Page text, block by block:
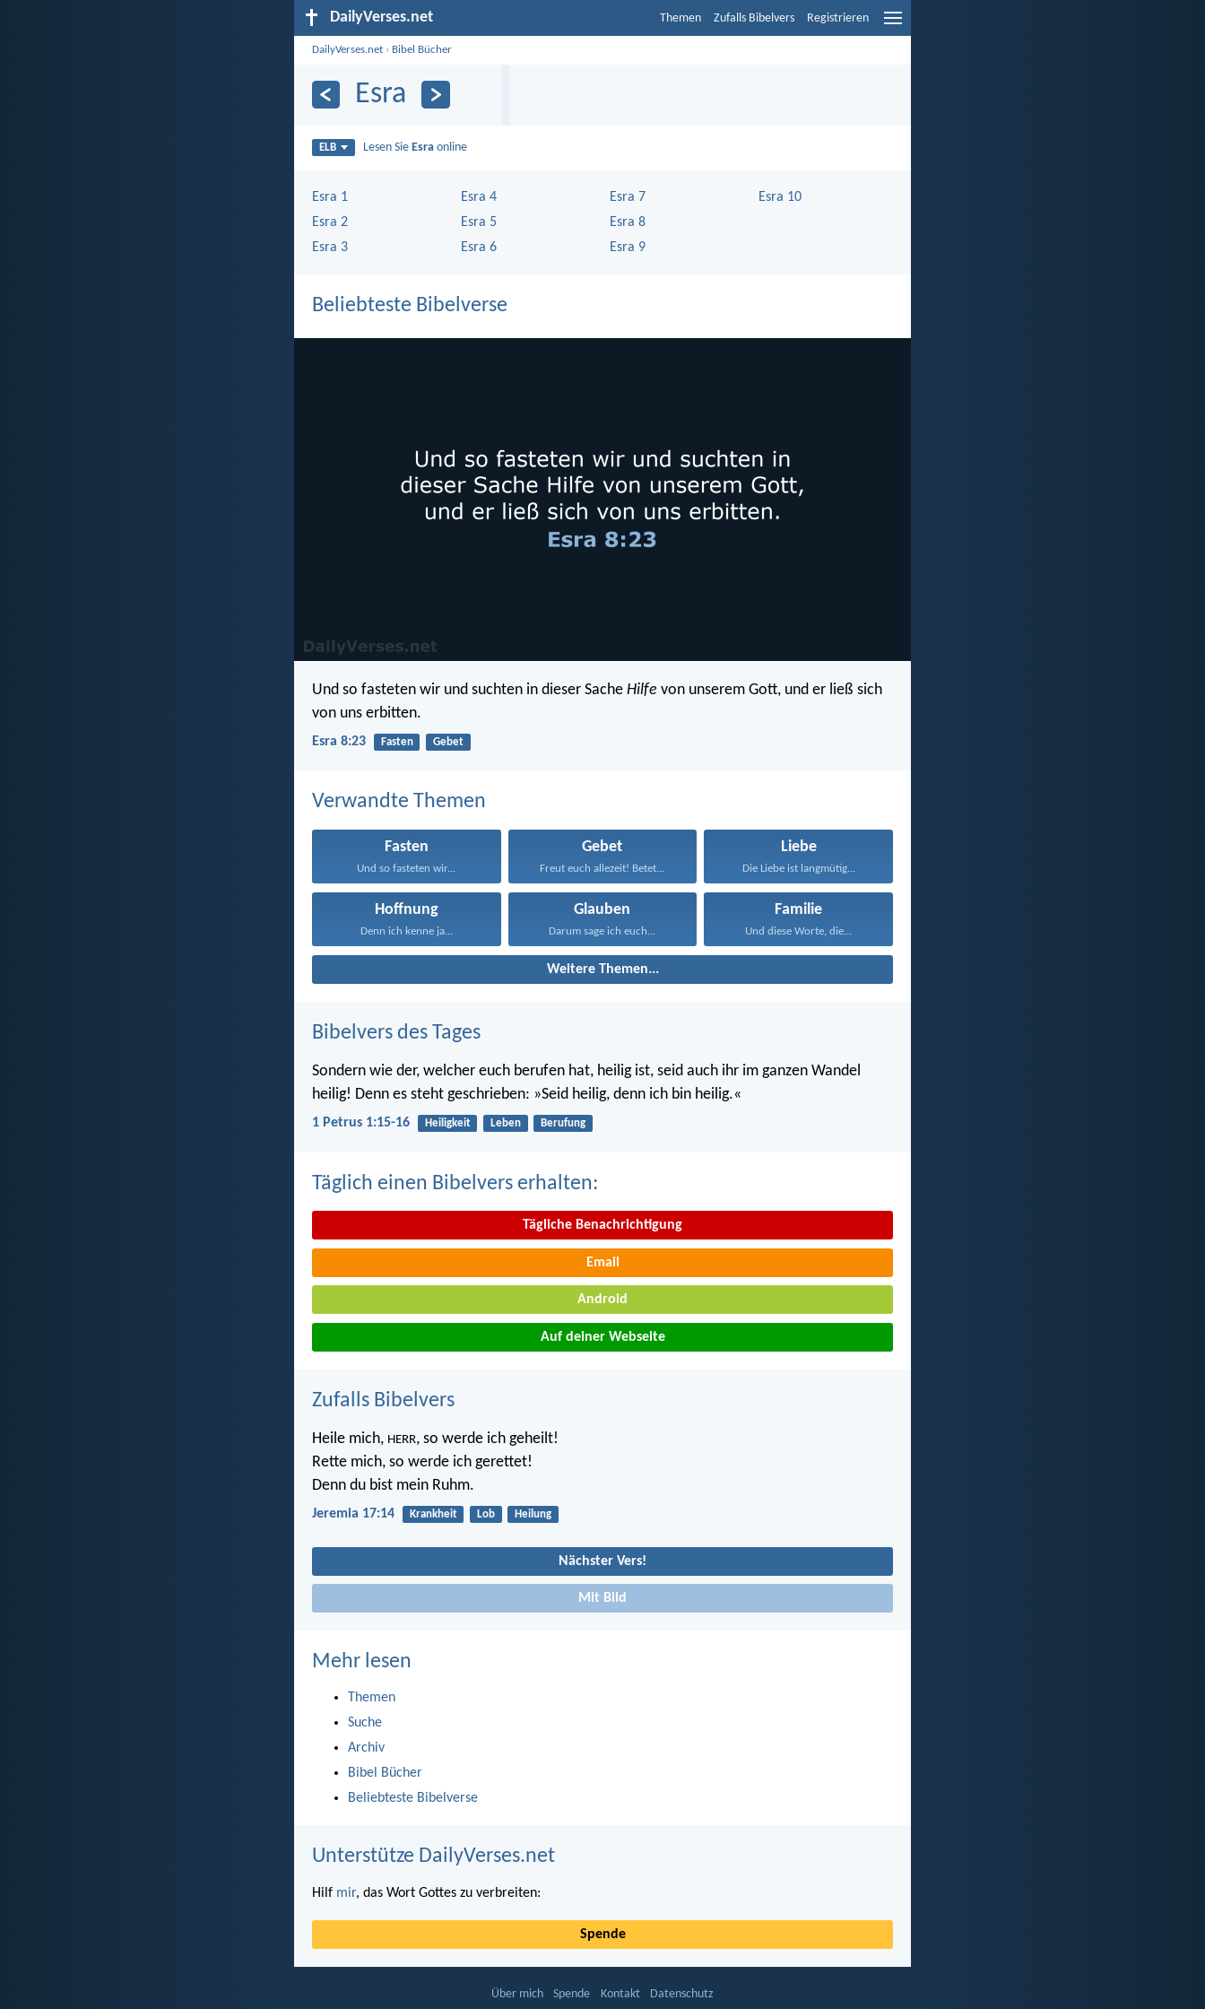
DailyVerses.net Themen Zufalls Bibelvers Registrieren
DailyVerses.net › Bibel Bücher
Esra
ELB Lesen Sie Esra online
Esra 1
Esra 2
Esra 3
Esra 4
Esra 5
Esra 6
Esra 7
Esra 8
Esra 9
Esra 10
Beliebteste Bibelverse
Und so fasteten wir und suchten in dieser Sache Hilfe von unserem Gott, und er ließ sich
von uns erbitten.
Esra 8:23 Fasten Gebet
Verwandte Themen
Fasten
Und so fasteten wir...
Gebet
Freut euch allezeit! Betet...
Liebe
Die Liebe ist langmütig...
Hoffnung
Denn ich kenne ja...
Glauben
Darum sage ich euch...
Familie
Und diese Worte, die...
Weitere Themen...
Bibelvers des Tages
Sondern wie der, welcher euch berufen hat, heilig ist, seid auch ihr im ganzen Wandel
heilig! Denn es steht geschrieben: »Seid heilig, denn ich bin heilig.«
1 Petrus 1:15-16 Heiligkeit Leben Berufung
Täglich einen Bibelvers erhalten:
Tägliche Benachrichtigung
Email
Android
Auf deiner Webseite
Zufalls Bibelvers
Heile mich, HERR, so werde ich geheilt!
Rette mich, so werde ich gerettet!
Denn du bist mein Ruhm.
Jeremia 17:14 Krankheit Lob Heilung
Nächster Vers!
Mit Bild
Mehr lesen
Themen
Suche
Archiv
Bibel Bücher
Beliebteste Bibelverse
Unterstütze DailyVerses.net
Hilf mir, das Wort Gottes zu verbreiten:
Spende
Über mich Spende Kontakt Datenschutz